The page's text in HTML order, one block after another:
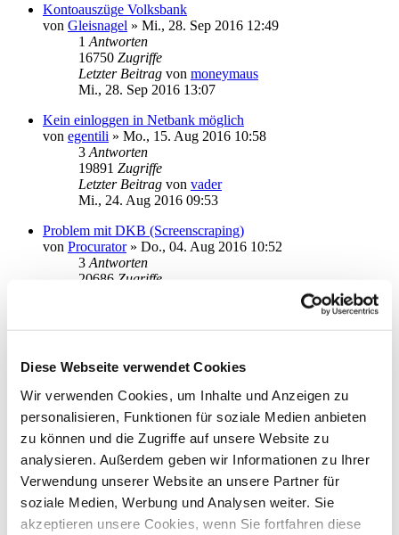
Diese Webseite verwendet Cookies
Wir verwenden Cookies, um Inhalte und Anzeigen zu
personalisieren, Funktionen für soziale Medien anbieten
zu können und die Zugriffe auf unsere Website zu
analysieren. Außerdem geben wir Informationen zu Ihrer
Verwendung unserer Website an unsere Partner für
soziale Medien, Werbung und Analysen weiter. Sie
akzeptieren unsere Cookies, wenn Sie fortfahren diese
Kontoauszüge Volksbank
von Gleisnagel » Mi., 28. Sep 2016 12:49
1 Antworten
16750 Zugriffe
Letzter Beitrag von moneymaus
Mi., 28. Sep 2016 13:07
Kein einloggen in Netbank möglich
von egentili » Mo., 15. Aug 2016 10:58
3 Antworten
19891 Zugriffe
Letzter Beitrag von vader
Mi., 24. Aug 2016 09:53
Problem mit DKB (Screenscraping)
von Procurator» Do., 04. Aug 2016 10:52
3 Antworten
20686 Zugriffe
3Antworten
27237 Zugriffe
Letzter Beitragvonaudiolet
Fr., 06. Mai 2016 20:39
Barclaycard Kreditkartenkonto Abruf
vonmiga_nrw»Fr., 11. Mär 2016 09:42
2Antworten
21003 Zugriffe
Letzter Beitrag
von
miga_nrw
Fr., 11. Mär 2016 17:24